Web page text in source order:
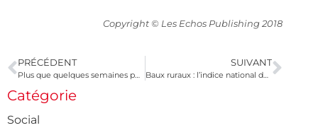
Copyright © Les Echos Publishing 2018
PRÉCÉDENT
Plus que quelques semaines pour choisir votre taux de prélèvement à la source !
SUIVANT
Baux ruraux : l’indice national des fermages encore en baisse
Catégorie
Social